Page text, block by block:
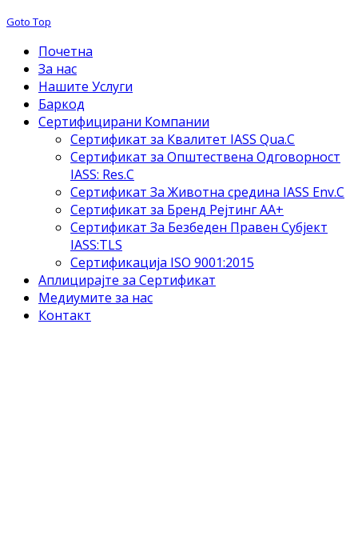
Goto Top
Почетна
За нас
Нашите Услуги
Баркод
Сертифицирани Компании
Сертификат за Квалитет IASS Qua.C
Сертификат за Општествена Одговорност
IASS: Res.C
Сертификат За Животна средина IASS Env.C
Сертификат за Бренд Рејтинг АА+
Сертификат За Безбеден Правен Субјект
IASS:TLS
Сертификација ISO 9001:2015
Аплицирајте за Сертификат
Медиумите за нас
Контакт